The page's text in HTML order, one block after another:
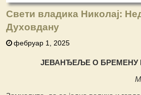
Свети владика Николај:
Духовдану
фебруар 1, 2025
ЈЕВАНЂЕЉЕ О БРЕМЕНУ